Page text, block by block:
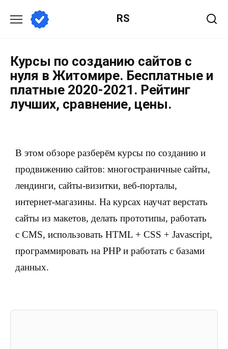
RS
Курсы по созданию сайтов с
нуля в Житомире. Бесплатные и
платные 2020-2021. Рейтинг
лучших, сравнение, цены.
В этом обзоре разберём курсы по созданию и
продвижению сайтов: многостраничные сайты,
лендинги, сайты-визитки, веб-порталы,
интернет-магазины. На курсах научат верстать
сайты из макетов, делать прототипы, работать
с CMS, использовать HTML + CSS + Javascript,
программировать на PHP и работать с базами
данных.